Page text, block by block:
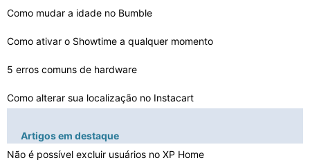
Como mudar a idade no Bumble
Como ativar o Showtime a qualquer momento
5 erros comuns de hardware
Como alterar sua localização no Instacart
Como assistir arquivos MP4 em um PC
Artigos em destaque
Não é possível excluir usuários no XP Home